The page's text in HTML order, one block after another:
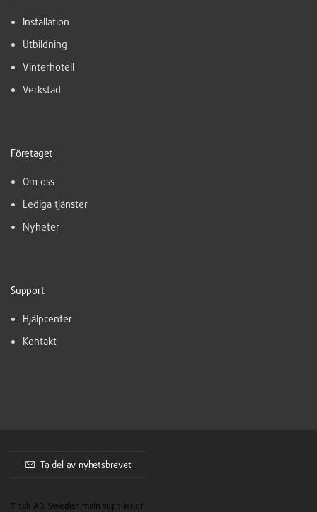
Installation
Utbildning
Vinterhotell
Verkstad
Företaget
Om oss
Lediga tjänster
Nyheter
Support
Hjälpcenter
Kontakt
Ta del av nyhetsbrevet
Tidab AB, Swedish main supplier of